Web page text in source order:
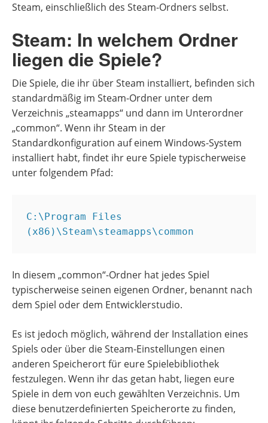
Steam, einschließlich des Steam-Ordners selbst.
Steam: In welchem Ordner
liegen die Spiele?
Die Spiele, die ihr über Steam installiert, befinden sich
standardmäßig im Steam-Ordner unter dem
Verzeichnis „steamapps“ und dann im Unterordner
„common“. Wenn ihr Steam in der
Standardkonfiguration auf einem Windows-System
installiert habt, findet ihr eure Spiele typischerweise
unter folgendem Pfad:
C:\Program Files
(x86)\Steam\steamapps\common
In diesem „common“-Ordner hat jedes Spiel
typischerweise seinen eigenen Ordner, benannt nach
dem Spiel oder dem Entwicklerstudio.
Es ist jedoch möglich, während der Installation eines
Spiels oder über die Steam-Einstellungen einen
anderen Speicherort für eure Spielebibliothek
festzulegen. Wenn ihr das getan habt, liegen eure
Spiele in dem von euch gewählten Verzeichnis. Um
diese benutzerdefinierten Speicherorte zu finden,